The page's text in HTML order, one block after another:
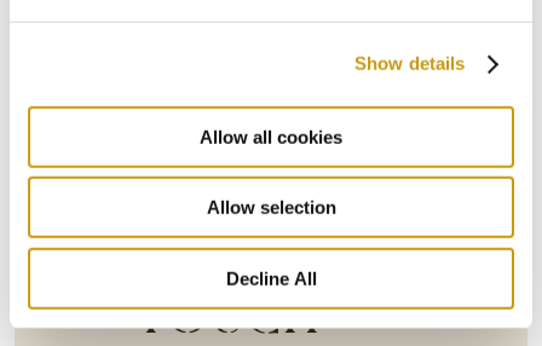
Show details
Allow all cookies
Allow selection
Decline All
STAY IN
TOUCH